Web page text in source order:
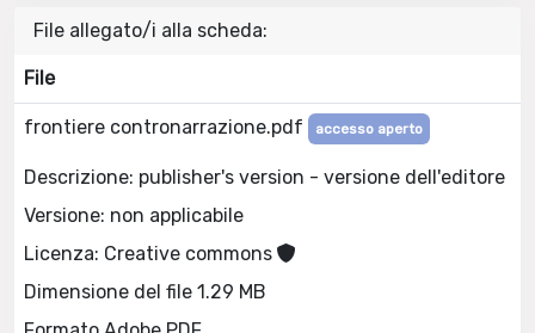
File allegato/i alla scheda:
File
frontiere contronarrazione.pdf accesso aperto
Descrizione: publisher's version - versione dell'editore
Versione: non applicabile
Licenza: Creative commons
Dimensione del file 1.29 MB